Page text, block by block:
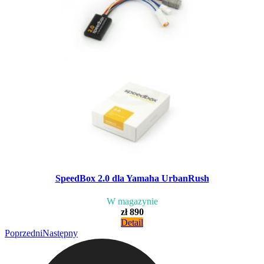
SpeedBox 2.0 dla Yamaha UrbanRush
W magazynie
zł 890
Detail
PoprzedniNastępny